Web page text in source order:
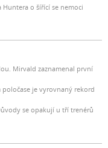
o šířící se nemoci
Mirvald zaznamenal první
poločase je vyrovnaný rekord
se opakují u tří trenérů